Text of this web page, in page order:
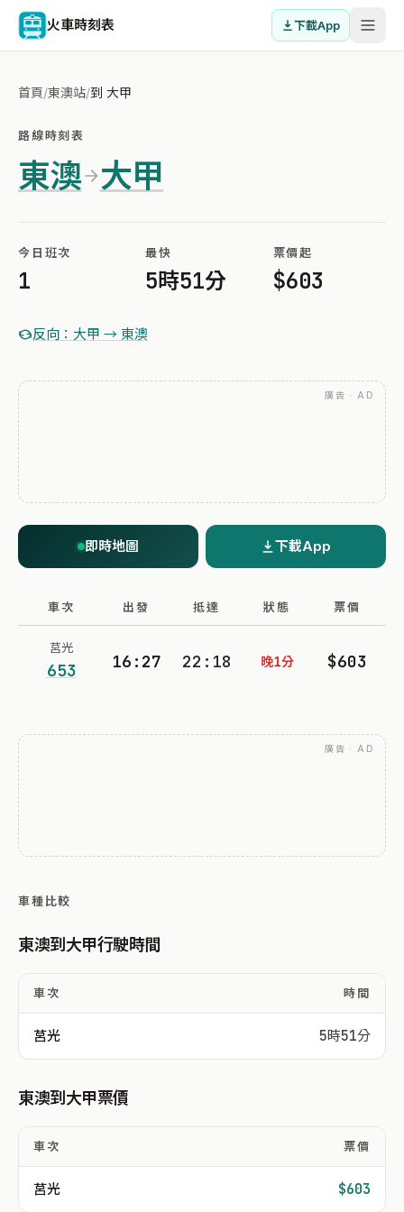
火車時刻表 下載App
首頁/東澳站/到 大甲
路線時刻表
東澳 大甲
今日班次
1
最快
5時51分
票價起
$603
反向：大甲 → 東澳
廣告 · AD
即時地圖 下載App
車次 出發 抵達 狀態 票價
莒光
653 16:27 22:18 晚1分 $603
廣告 · AD
車種比較
東澳到大甲行駛時間
車次 時間
莒光 5時51分
東澳到大甲票價
車次 票價
莒光 $603